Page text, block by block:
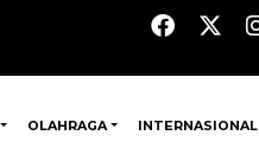
OLAHRAGA INTERNASIONAL